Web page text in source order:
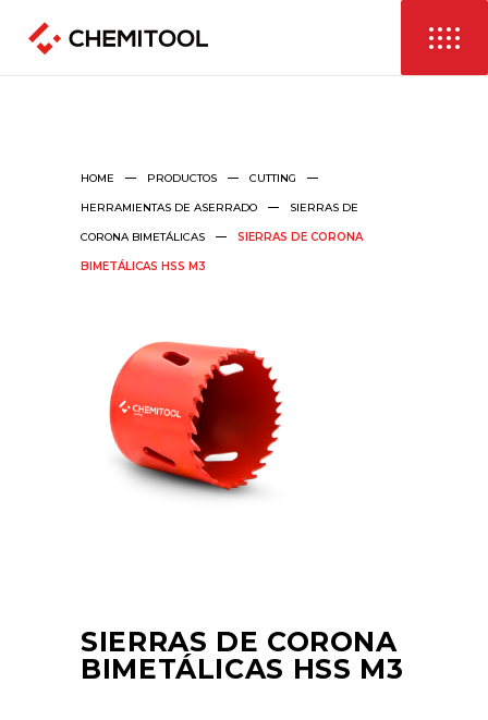
HOME PRODUCTOS CUTTING
HERRAMIENTAS DE ASERRADO SIERRAS DE
CORONA BIMETÁLICAS SIERRAS DE CORONA
BIMETÁLICAS HSS M3
SIERRAS DE CORONA
BIMETÁLICAS HSS M3